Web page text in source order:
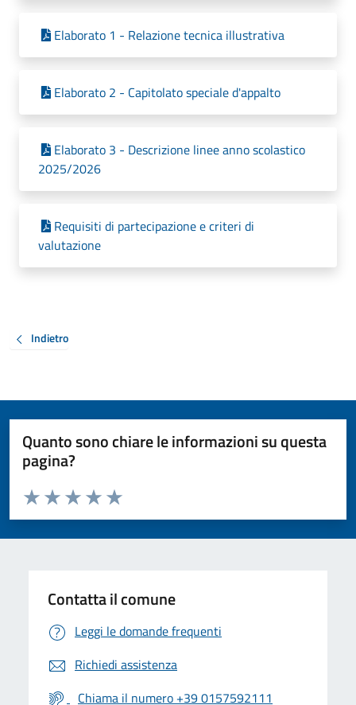
Elaborato 1 - Relazione tecnica illustrativa
Elaborato 2 - Capitolato speciale d'appalto
Elaborato 3 - Descrizione linee anno scolastico
2025/2026
Requisiti di partecipazione e criteri di
valutazione
Indietro
Quanto sono chiare le informazioni su questa
pagina?
Valuta da 1 a 5 stelle la pagina
Valuta 5 stelle su 5
Valuta 4 stelle su 5
Valuta 3 stelle su 5
Valuta 2 stelle su 5
Valuta 1 stelle su 5
Contatta il comune
Leggi le domande frequenti
Richiedi assistenza
Chiama il numero +39 0157592111